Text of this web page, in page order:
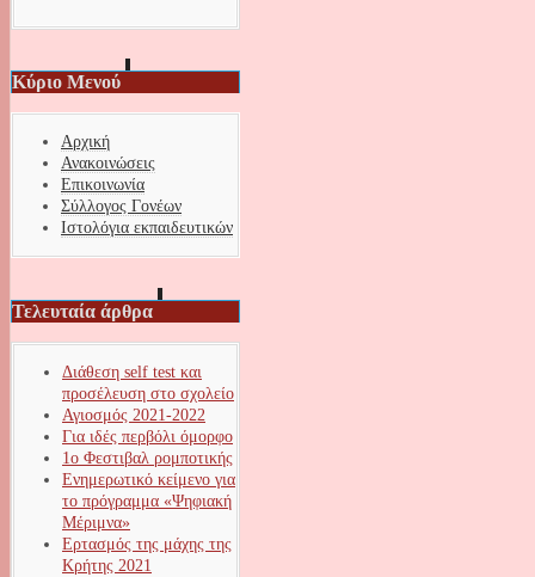
Κύριο Μενού
Αρχική
Ανακοινώσεις
Επικοινωνία
Σύλλογος Γονέων
Ιστολόγια εκπαιδευτικών
Τελευταία άρθρα
Διάθεση self test και
προσέλευση στο σχολείο
Αγιοσμός 2021-2022
Για ιδές περβόλι όμορφο
1ο Φεστιβαλ ρομποτικής
Ενημερωτικό κείμενο για
το πρόγραμμα «Ψηφιακή
Μέριμνα»
Ερτασμός της μάχης της
Κρήτης 2021